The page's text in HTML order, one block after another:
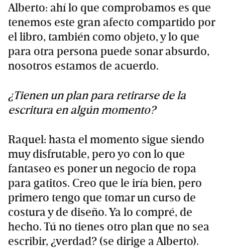
Alberto: ahí lo que comprobamos es que
tenemos este gran afecto compartido por
el libro, también como objeto, y lo que
para otra persona puede sonar absurdo,
nosotros estamos de acuerdo.
¿Tienen un plan para retirarse de la
escritura en algún momento?
Raquel: hasta el momento sigue siendo
muy disfrutable, pero yo con lo que
fantaseo es poner un negocio de ropa
para gatitos. Creo que le iría bien, pero
primero tengo que tomar un curso de
costura y de diseño. Ya lo compré, de
hecho. Tú no tienes otro plan que no sea
escribir, ¿verdad? (se dirige a Alberto).